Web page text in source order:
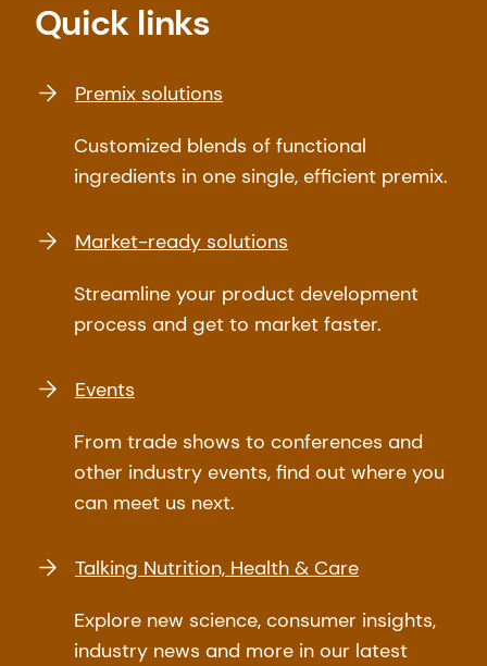
Quick links
Premix solutions
Customized blends of functional
ingredients in one single, efficient premix.
Market-ready solutions
Streamline your product development
process and get to market faster.
Events
From trade shows to conferences and
other industry events, find out where you
can meet us next.
Talking Nutrition, Health & Care
Explore new science, consumer insights,
industry news and more in our latest